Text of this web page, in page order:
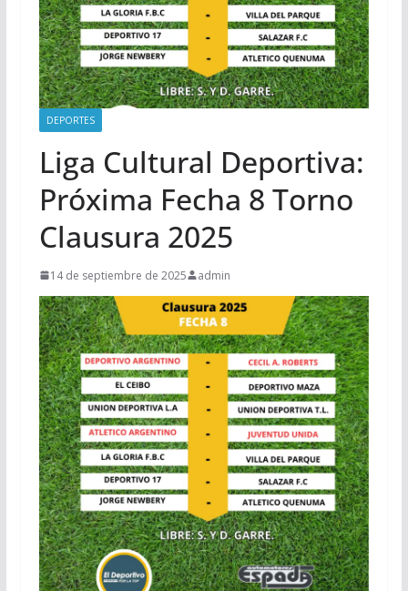
DEPORTES
Liga Cultural Deportiva:
Próxima Fecha 8 Torno
Clausura 2025
14 de septiembre de 2025 admin